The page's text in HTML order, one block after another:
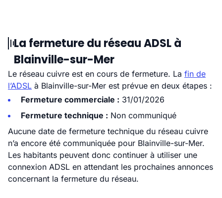
La fermeture du réseau ADSL à
Blainville-sur-Mer
Le réseau cuivre est en cours de fermeture. La fin de
l’ADSL à Blainville-sur-Mer est prévue en deux étapes :
Fermeture commerciale : 31/01/2026
Fermeture technique : Non communiqué
Aucune date de fermeture technique du réseau cuivre
n’a encore été communiquée pour Blainville-sur-Mer.
Les habitants peuvent donc continuer à utiliser une
connexion ADSL en attendant les prochaines annonces
concernant la fermeture du réseau.